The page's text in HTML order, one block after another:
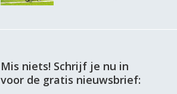
Mis niets! Schrijf je nu in
voor de gratis nieuwsbrief: